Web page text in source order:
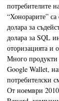
потребителите
“Хонорарите”
долара за
долара за SQL
оторизацията и
Много
Google Wallet,
потребителски
От ноември